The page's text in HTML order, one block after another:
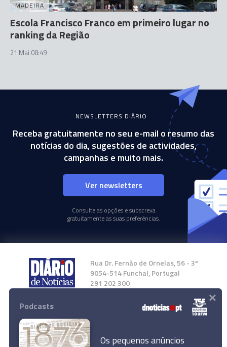
MADEIRA
Escola Francisco Franco em primeiro lugar no
ranking da Região
21 Mai 08:49
NEWSLETTERS DIÁRIO
Receba gratuitamente no seu e-mail o resumo das
notícias do dia, sugestões de actividades,
campanhas e muito mais.
Ver newsletters
Consulte as opções e subscreva
gratuitamente as suas preferências.
Rua Dr. Fernão de Ornelas, 56 - 3º
9054-514 Funchal, Portugal
291 202 300
Instale a nossa App
Podcasts
Os pequenos anúncios
×